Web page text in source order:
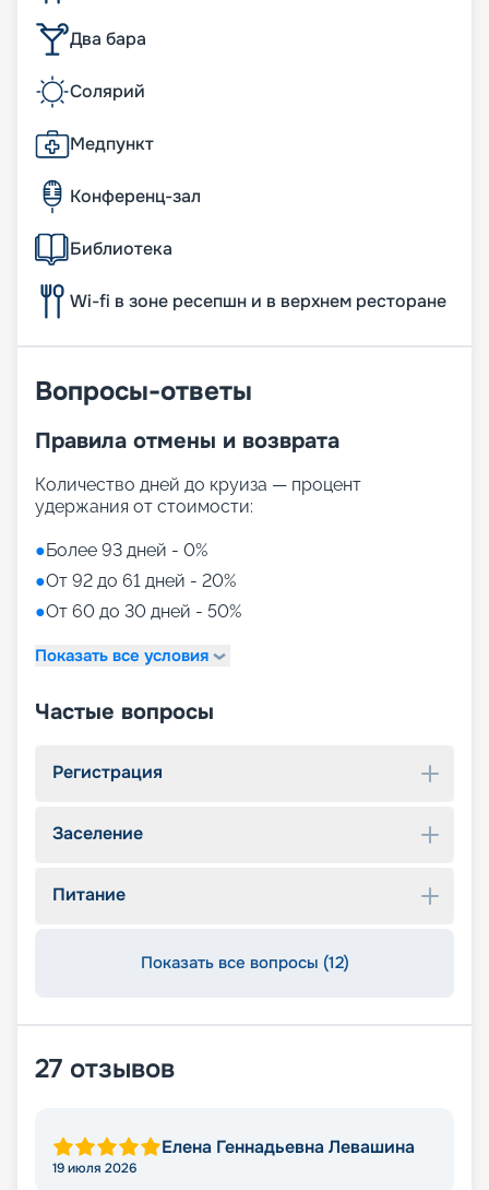
Два бара
Солярий
Медпункт
Конференц-зал
Библиотека
Wi-fi в зоне ресепшн и в верхнем ресторане
Вопросы-ответы
Правила отмены и возврата
Количество дней до круиза — процент
удержания от стоимости:
●Более 93 дней - 0%
●От 92 до 61 дней - 20%
●От 60 до 30 дней - 50%
Показать все условия
Частые вопросы
Регистрация
Заселение
Питание
Показать все вопросы (12)
27 отзывов
Елена Геннадьевна Левашина
19 июля 2026